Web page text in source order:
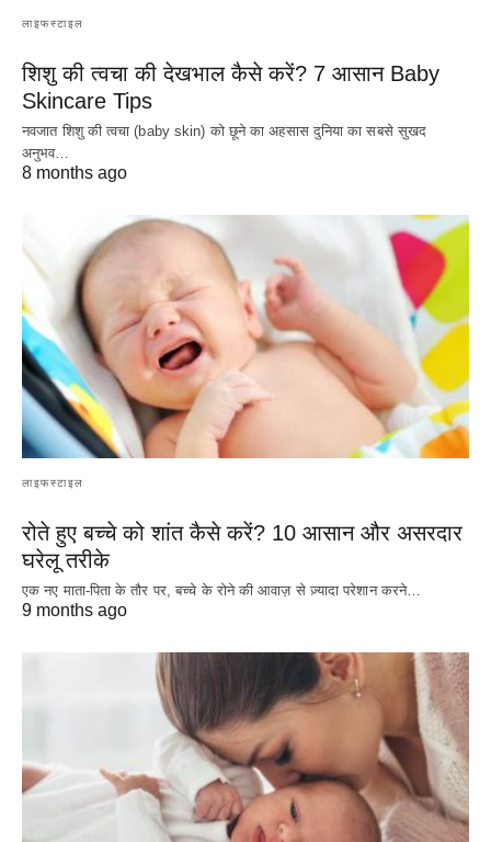
लाइफस्टाइल
शिशु की त्वचा की देखभाल कैसे करें? 7 आसान Baby
Skincare Tips
नवजात शिशु की त्वचा (baby skin) को छूने का अहसास दुनिया का सबसे सुखद
अनुभव…
8 months ago
लाइफस्टाइल
रोते हुए बच्चे को शांत कैसे करें? 10 आसान और असरदार
घरेलू तरीके
एक नए माता-पिता के तौर पर, बच्चे के रोने की आवाज़ से ज़्यादा परेशान करने…
9 months ago